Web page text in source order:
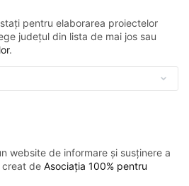
pentru elaborarea proiectelor
județul din lista de mai jos sau
.
website de informare și susținere a
creat de Asociația 100% pentru